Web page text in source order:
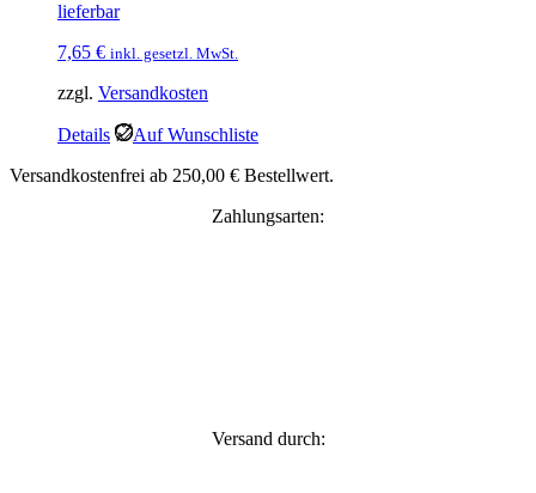
lieferbar
7,65 € inkl. gesetzl. MwSt.
zzgl. Versandkosten
Details
Auf Wunschliste
Versandkostenfrei ab 250,00 € Bestellwert.
Zahlungsarten:
Versand durch: